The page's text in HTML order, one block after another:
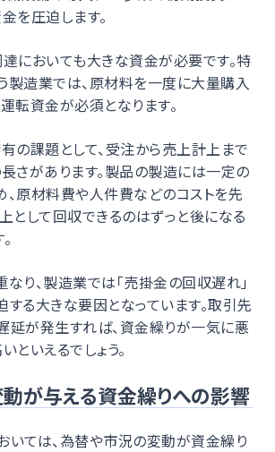
を圧迫します。
達においても大きな資金が必要です。特
製造業では、原材料を一度に大量購入
転資金が必須となります。
の課題として、受注から売上計上まで
さがあります。製品の製造には一定の
、原材料費や人件費などのコストを先
として回収できるのはずっと後になる
り、製造業では「売掛金の回収遅れ」
る大きな要因となっています。取引先
延が発生すれば、資金繰りが一気に悪
といえるでしょう。
が与える資金繰りへの影響
いては、為替や市況の変動が資金繰り